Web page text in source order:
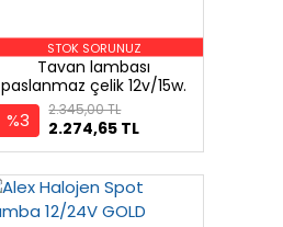
STOK SORUNUZ
Tavan lambası
paslanmaz çelik 12v/15w.
Şeffaf ve kırmızı iki
ampullü
%3 2.274,65 TL
2.345,00 TL